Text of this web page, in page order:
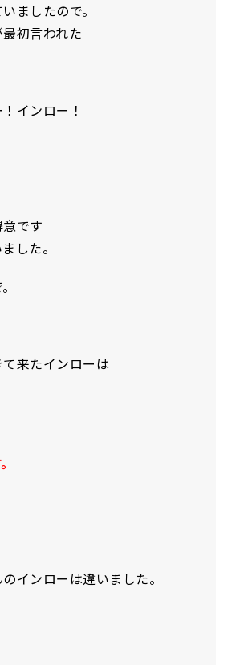
ましたので。
初言われた
インロー！
です
した。
来たインローは
インローは違いました。